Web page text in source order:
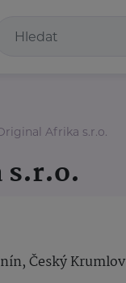
Afrika s.r.o.
Český Krumlov